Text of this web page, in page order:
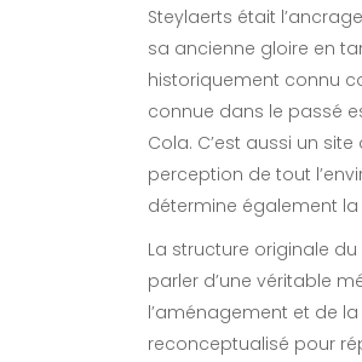
Steylaerts était
sa ancienne gloire en
historiquement connu
connue dans le passé
Cola. C’est aussi un
perception de tout
détermine également
La structure originale
parler d’une véritable
l’aménagement et de
reconceptualisé pour